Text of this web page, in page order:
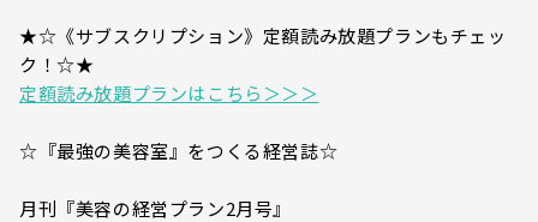
★☆《サブスクリプション》定額読み放題プランもチェッ
ク！☆★
定額読み放題プランはこちら＞＞＞
☆『最強の美容室』をつくる経営誌☆
月刊『美容の経営プラン2月号』